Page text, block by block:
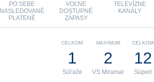
TELEVÍZNE
KANÁLY
VOĽNE
DOSTUPNÉ
ZÁPASY
PO SEBE
NASLEDOVANÉ
PLATENÉ
CELKOM
12
Súperi
MAXIMUM
2
VS Miramar
CELKOM
1
Súťaže